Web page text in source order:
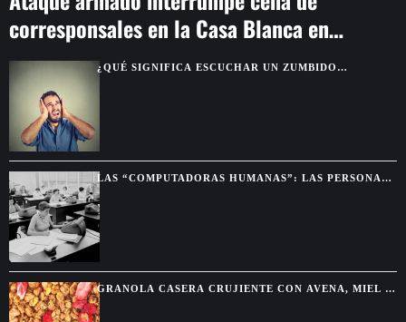
corresponsales en la Casa Blanca en
Washington¿QUÉ SIGNIFICA ESCUCHAR UN ZUMBIDO
LAS “COMPUTADORAS HUMANAS”: LAS PERSONAS
QUE HACÍAN LOS CÁLCULOS ANTES DE LAS
COMPUTADORAS
GRANOLA CASERA CRUJIENTE CON AVENA, MIEL Y
FRUTOS SECOS